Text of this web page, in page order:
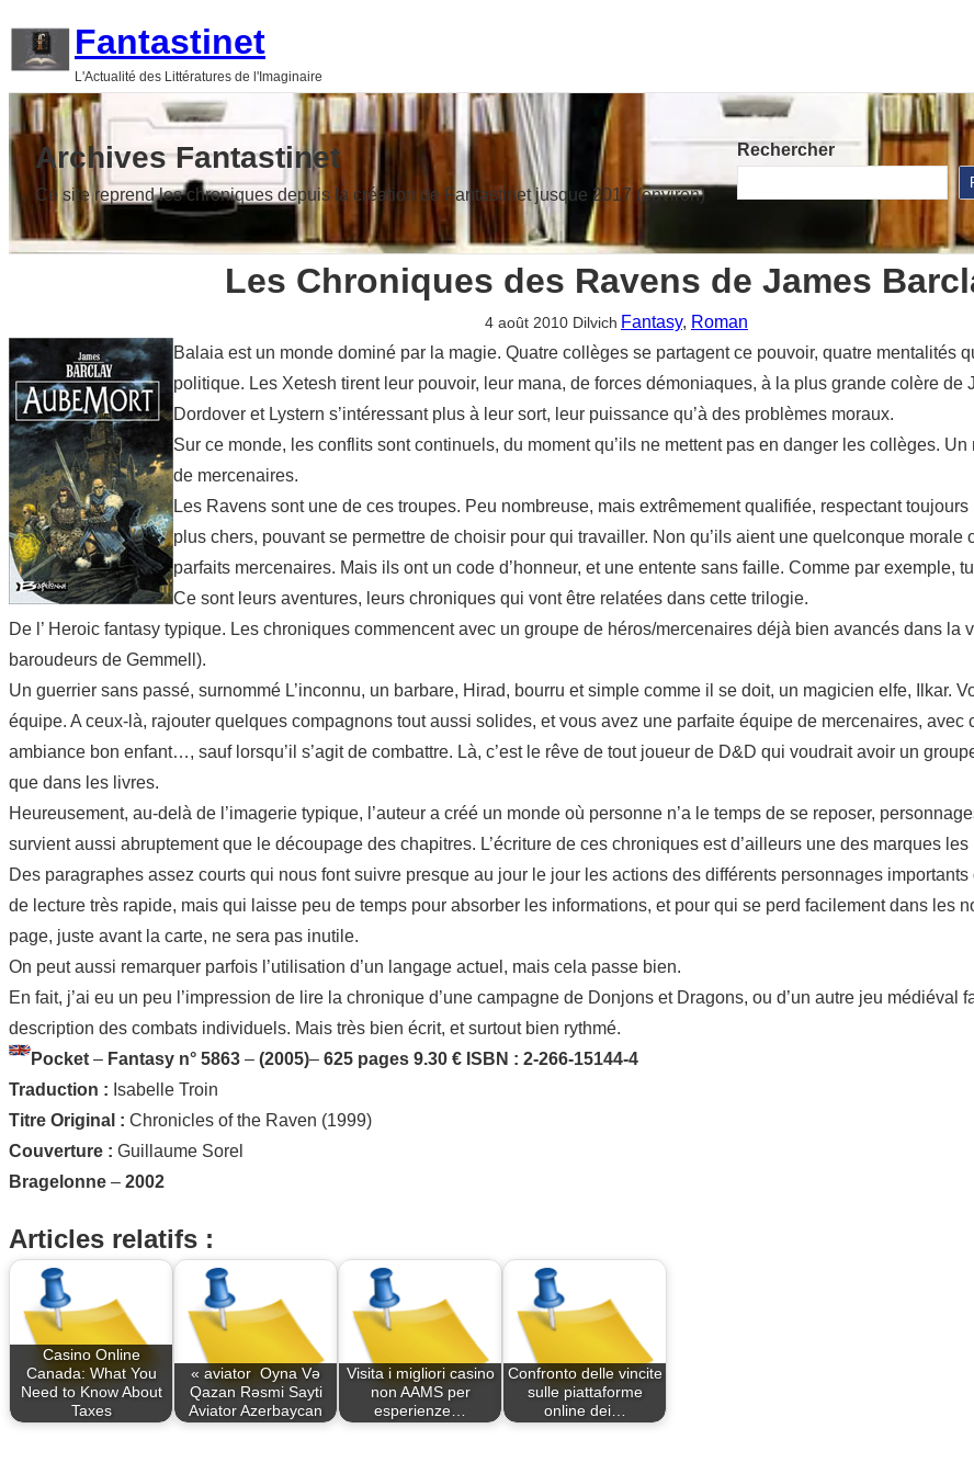
Fantastinet
L'Actualité des Littératures de l'Imaginaire
Archives Fantastinet
Ce site reprend les chroniques depuis la création de Fantastinet jusque 2017 (environ)
Rechercher
Les Chroniques des Ravens de James
4 août 2010 Dilvich Fantasy, Roman
Balaia est un monde dominé par la magie. Quatre collèges se partagent ce pouvoir, quatre mentalités
politique. Les Xetesh tirent leur pouvoir, leur mana, de forces démoniaques, à la plus grande colère de
Dordover et Lystern s’intéressant plus à leur sort, leur puissance qu’à des problèmes moraux.
Sur ce monde, les conflits sont continuels, du moment qu’ils ne mettent pas en danger les collèges.
de mercenaires.
Les Ravens sont une de ces troupes. Peu nombreuse, mais extrêmement qualifiée, respectant
plus chers, pouvant se permettre de choisir pour qui travailler. Non qu’ils aient une quelconque morale
parfaits mercenaires. Mais ils ont un code d’honneur, et une entente sans faille. Comme par exemple,
Ce sont leurs aventures, leurs chroniques qui vont être relatées dans cette trilogie.
De l’ Heroic fantasy typique. Les chroniques commencent avec un groupe de héros/mercenaires déjà bien avancés dans la
baroudeurs de Gemmell).
Un guerrier sans passé, surnommé L’inconnu, un barbare, Hirad, bourru et simple comme il se doit, un magicien elfe, Ilkar.
équipe. A ceux-là, rajouter quelques compagnons tout aussi solides, et vous avez une parfaite équipe de mercenaires, avec
ambiance bon enfant…, sauf lorsqu’il s’agit de combattre. Là, c’est le rêve de tout joueur de D&D qui voudrait avoir un
que dans les livres.
Heureusement, au-delà de l’imagerie typique, l’auteur a créé un monde où personne n’a le temps de se reposer,
survient aussi abruptement que le découpage des chapitres. L’écriture de ces chroniques est d’ailleurs une des marques
Des paragraphes assez courts qui nous font suivre presque au jour le jour les actions des différents personnages
de lecture très rapide, mais qui laisse peu de temps pour absorber les informations, et pour qui se perd facilement dans les
page, juste avant la carte, ne sera pas inutile.
On peut aussi remarquer parfois l’utilisation d’un langage actuel, mais cela passe bien.
En fait, j’ai eu un peu l’impression de lire la chronique d’une campagne de Donjons et Dragons, ou d’un autre jeu médiéval
description des combats individuels. Mais très bien écrit, et surtout bien rythmé.
Pocket – Fantasy n° 5863 – (2005)– 625 pages 9.30 € ISBN : 2-266-15144-4
Traduction : Isabelle Troin
Titre Original : Chronicles of the Raven (1999)
Couverture : Guillaume Sorel
Bragelonne – 2002
Articles relatifs :
Casino Online
Canada: What You
Need to Know About
Taxes
« aviator ️ Oyna Və
Qazan Rəsmi Sayti
Aviator Azerbaycan
Visita i migliori casino
non AAMS per
esperienze…
Confronto delle vincite
sulle piattaforme
online dei…